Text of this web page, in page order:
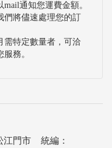
通知您運費金額。
們將儘速處理您的訂
需特定數量者，可洽
服務。
江門市 統編：